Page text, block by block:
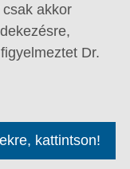
akkor
Dr.
kattintson!